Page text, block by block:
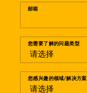
邮箱
您需要了解的问题类型
您感兴趣的领域/解决方案